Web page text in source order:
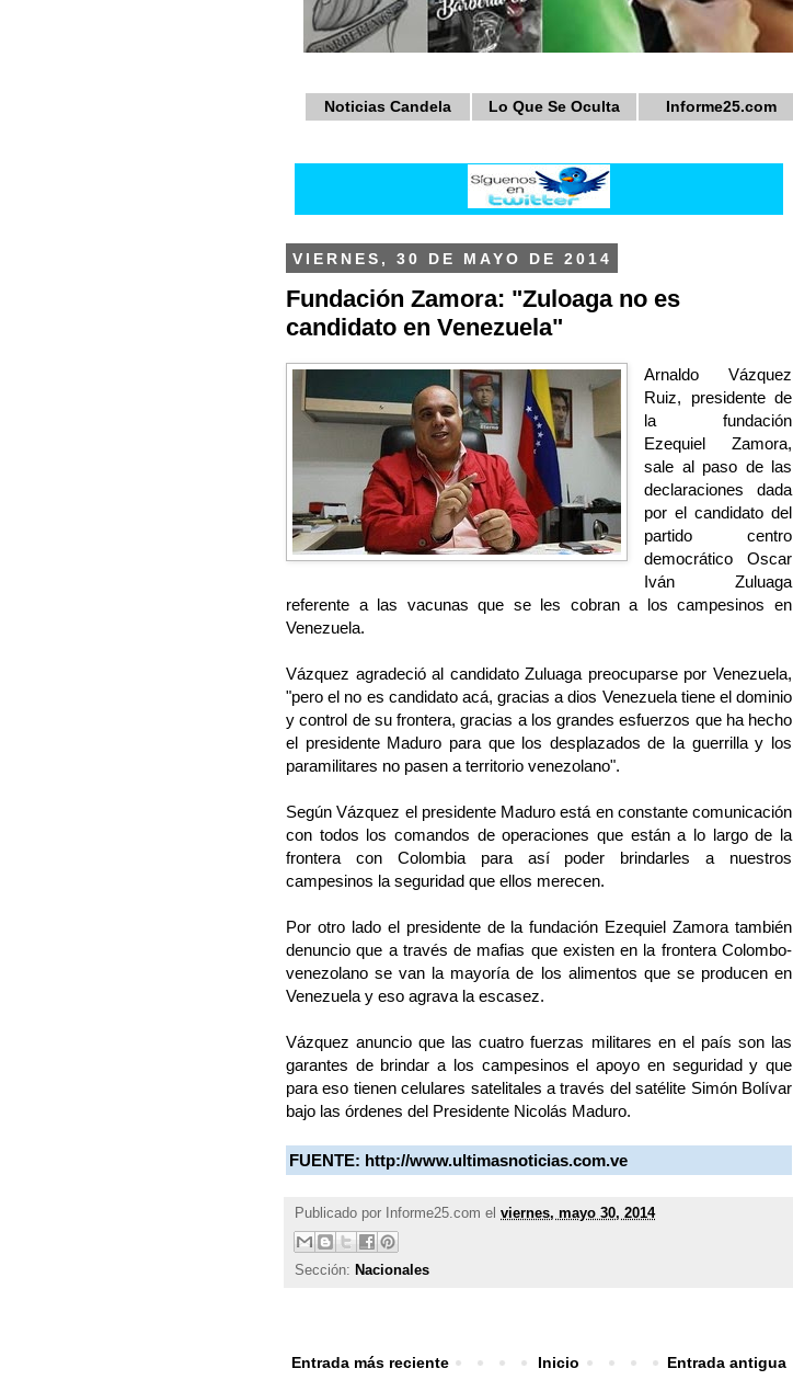
Noticias Candela Lo Que Se Oculta Informe25.com
VIERNES, 30 DE MAYO DE 2014
Fundación Zamora: "Zuloaga no es
candidato en Venezuela"
Arnaldo Vázquez
Ruiz, presidente de
la fundación
Ezequiel Zamora,
sale al paso de las
declaraciones dada
por el candidato del
partido centro
democrático Oscar
Iván Zuluaga
referente a las vacunas que se les cobran a los campesinos en
Venezuela.
Vázquez agradeció al candidato Zuluaga preocuparse por Venezuela,
"pero el no es candidato acá, gracias a dios Venezuela tiene el dominio
y control de su frontera, gracias a los grandes esfuerzos que ha hecho
el presidente Maduro para que los desplazados de la guerrilla y los
paramilitares no pasen a territorio venezolano".
Según Vázquez el presidente Maduro está en constante comunicación
con todos los comandos de operaciones que están a lo largo de la
frontera con Colombia para así poder brindarles a nuestros
campesinos la seguridad que ellos merecen.
Por otro lado el presidente de la fundación Ezequiel Zamora también
denuncio que a través de mafias que existen en la frontera Colombo-
venezolano se van la mayoría de los alimentos que se producen en
Venezuela y eso agrava la escasez.
Vázquez anuncio que las cuatro fuerzas militares en el país son las
garantes de brindar a los campesinos el apoyo en seguridad y que
para eso tienen celulares satelitales a través del satélite Simón Bolívar
bajo las órdenes del Presidente Nicolás Maduro.
FUENTE: http://www.ultimasnoticias.com.ve
Publicado por Informe25.com el viernes, mayo 30, 2014
Sección: Nacionales
Entrada más reciente Entrada antigua
Inicio